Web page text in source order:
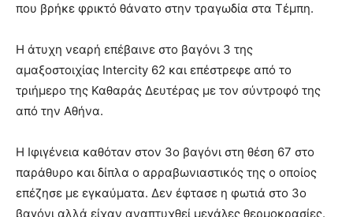
που βρήκε φρικτό θάνατο στην τραγωδία στα Τέμπη.
Η άτυχη νεαρή επέβαινε στο βαγόνι 3 της
αμαξοστοιχίας Intercity 62 και επέστρεφε από το
τριήμερο της Καθαράς Δευτέρας με τον σύντροφό της
από την Αθήνα.
Η Ιφιγένεια καθόταν στον 3ο βαγόνι στη θέση 67 στο
παράθυρο και δίπλα ο αρραβωνιαστικός της ο οποίος
επέζησε με εγκαύματα. Δεν έφτασε η φωτιά στο 3ο
βαγόνι αλλά είχαν αναπτυχθεί μεγάλες θερμοκρασίες.